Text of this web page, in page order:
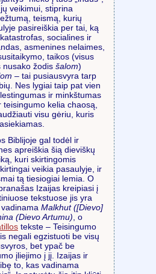
veikimui, stiprina
teismą, kurių
pasireiškia per tai, ką
socialines ir
asmenines nelaimes,
taikos (visus
nusako žodis šalom)
– tai pusiausvyra tarp
Nes lygiai taip pat vien
ir minkštumas
kelia chaosą,
visu gėriu, kuris
Biblijoje gal todėl ir
apreiškia šią dieviškų
kuri skirtingomis
veikia pasaulyje, ir
tą tiesiogiai lemia. O
Izaijas kreipiasi į
tekstuose jis yra
, vadinama Malkhut ([Dievo]
(Dievo Artumu) , o
tekste – Teisingumo
negali egzistuoti be visų
bet ypač be
įliejimo į jį. Izaijas ir
to, kas vadinama